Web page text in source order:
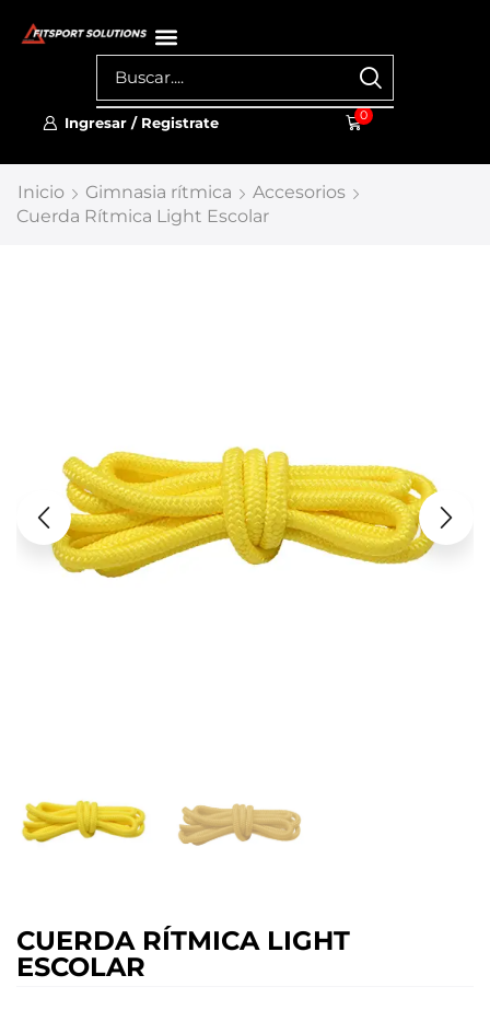
Ingresar / Registrate 0
Inicio Gimnasia rítmica
Accesorios
Cuerda Rítmica Light Escolar
CUERDA RÍTMICA LIGHT
ESCOLAR